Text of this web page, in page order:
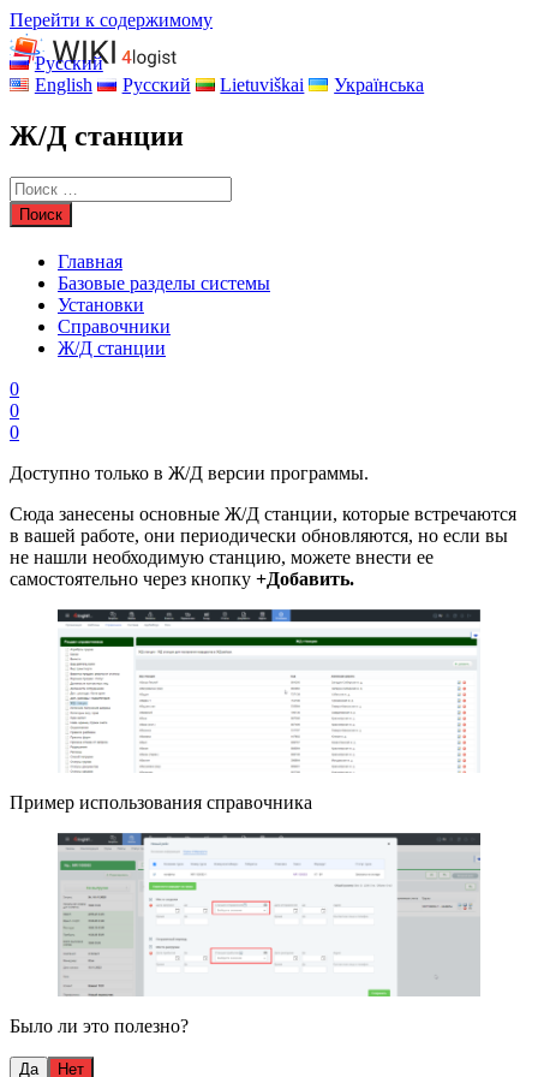
Перейти к содержимому
Русский
English
Русский Lietuviškai Українська
Ж/Д станции
Главная
Базовые разделы системы
Установки
Справочники
Ж/Д станции
0
0
0
Доступно только в Ж/Д версии программы.
Сюда занесены основные Ж/Д станции, которые встречаются
в вашей работе, они периодически обновляются, но если вы
не нашли необходимую станцию, можете внести ее
самостоятельно через кнопку +Добавить.
Пример использования справочника
Было ли это полезно?
Да Нет